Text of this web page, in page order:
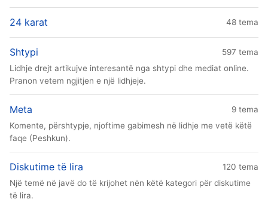
24 karat 48 tema
Shtypi
597 tema
Lidhje drejt artikujve interesantë nga shtypi dhe mediat online.
Pranon vetem ngjitjen e një lidhjeje.
Meta
9 tema
Komente, përshtypje, njoftime gabimesh në lidhje me vetë këtë
faqe (Peshkun).
Diskutime të lira
120 tema
Një temë në javë do të krijohet nën këtë kategori për diskutime
të lira.